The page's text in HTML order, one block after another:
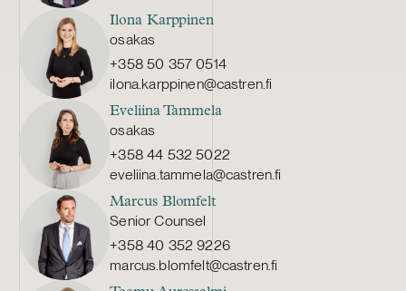
seikoista. Kun molemmat ruokatauon
järjestämisen vaihtoehdot oli säilytetty
työehtosopimuksessa, johon oli vuosien
mittaan tehty muita muutoksia, ei näissä
olosuhteissa voitu katsoa VR:n
tarkoittaneen sitoutua taukokäytäntöön ja
luopua työn tauottamisen osalta työnjohto-
oikeudestaan. Merkitystä oli myös sillä, että
työsopimuksissa oli työajan osalta
nimenomaisesti viitattu vain
työehtosopimukseen. Korkein oikeus
katsoi, että työntekijöiden palkallinen
ruokatauko ei ollut vakiintunut työsuhteen
ehdoksi ja että VR sai muuttaa käytäntöä
työehtosopimukseen perustuen.
Ilona Karppinen
osakas
+358 50 357 0514
ilona.karppinen@castren.fi
Eveliina Tammela
osakas
+358 44 532 5022
eveliina.tammela@castren.fi
Marcus Blomfelt
Senior Counsel
+358 40 352 9226
marcus.blomfelt@castren.fi